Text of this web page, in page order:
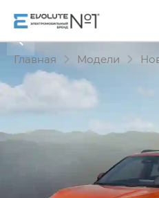
Главная Модели